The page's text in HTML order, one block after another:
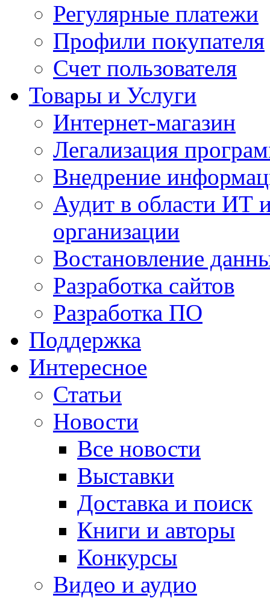
Регулярные платежи
Профили покупателя
Счет пользователя
Товары и Услуги
Интернет-магазин
Легализация
Внедрение
Аудит в области ИТ
организации
Востановление
Разработка сайтов
Разработка ПО
Поддержка
Интересное
Статьи
Новости
Все новости
Выставки
Доставка и поиск
Книги и авторы
Конкурсы
Видео и аудио